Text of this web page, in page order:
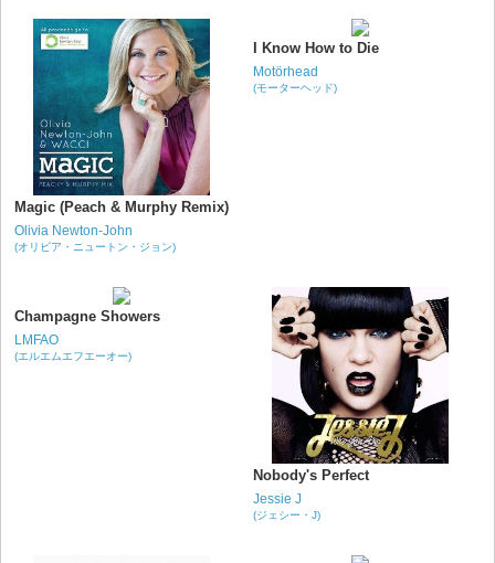
Magic (Peach & Murphy Remix)
Olivia Newton-John
(オリビア・ニュートン・ジョン)
I Know How to Die
Motörhead
(モーターヘッド)
Champagne Showers
LMFAO
(エルエムエフエーオー)
Nobody's Perfect
Jessie J
(ジェシー・J)